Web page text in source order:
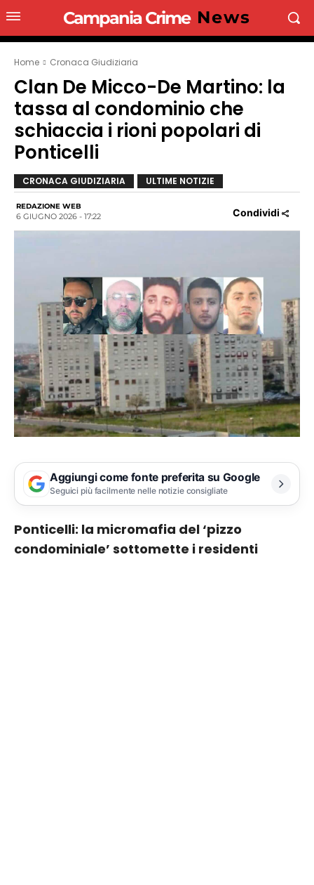
Campania Crime News
Home Cronaca Giudiziaria
Clan De Micco-De Martino: la
tassa al condominio che
schiaccia i rioni popolari di
Ponticelli
CRONACA GIUDIZIARIA ULTIME NOTIZIE
REDAZIONE WEB
6 GIUGNO 2026 - 17:22 Condividi
Aggiungi come fonte preferita su Google
Seguici più facilmente nelle notizie consigliate
Ponticelli: la micromafia del ‘pizzo
condominiale’ sottomette i residenti